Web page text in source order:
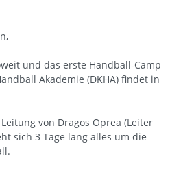
und das erste Handball-Camp
Akademie (DKHA) findet in
von Dragos Oprea (Leiter
sich 3 Tage lang alles um die